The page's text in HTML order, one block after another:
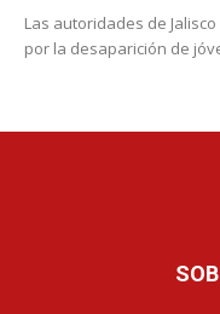
Las autoridades de
por la desaparición de